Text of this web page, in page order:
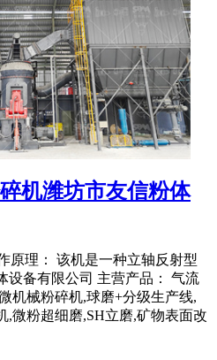
机潍坊市友信粉体
原理： 该机是一种立轴反射型
设备有限公司 主营产品： 气流
机械粉碎机,球磨+分级生产线,
,微粉超细磨,SH立磨,矿物表面改